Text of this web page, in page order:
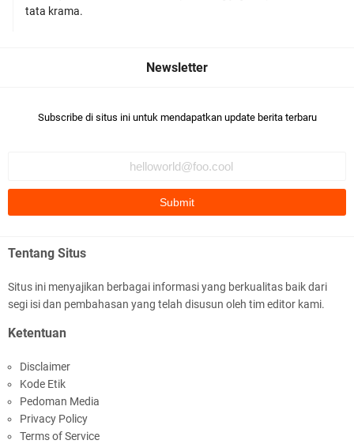
Tim URC Polres Lombok Timur Ringkus Pelaku
Polsek Gunungsari Kawal keamanan Acara
Selamatan Bendungan Meninting
tata krama.
Subscribe di situs ini untuk mendapatkan update berita terbaru
Tentang Situs
Situs ini menyajikan berbagai informasi yang berkualitas baik dari
segi isi dan pembahasan yang telah disusun oleh tim editor kami.
Ketentuan
Disclaimer
Kode Etik
Pedoman Media
Privacy Policy
Terms of Service